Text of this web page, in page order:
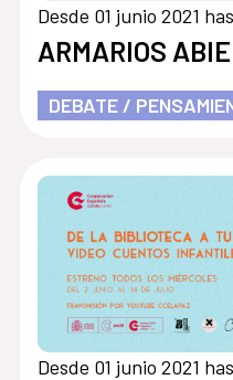
Desde 01 junio 2021
ARMARIOS
DEBATE /
Desde 01 junio 2021